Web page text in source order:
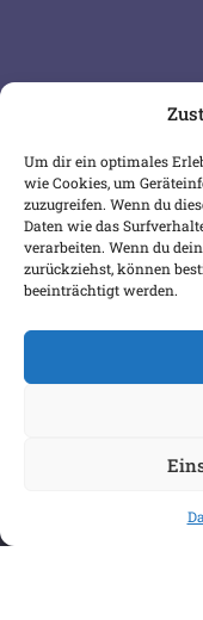
Um dir ein optimales
wie Cookies, um
zuzugreifen. Wenn du
Daten wie das
verarbeiten. Wenn du
zurückziehst, können
beeinträchtigt werden.
SERVICE & INFOS
Warenkorb
Wunschliste
Mein Konto
Versand & Lieferung
Zahlungsweisen